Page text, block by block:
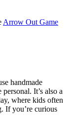
Arrow Out Game
handmade
It’s also a
where kids often
If you’re curious